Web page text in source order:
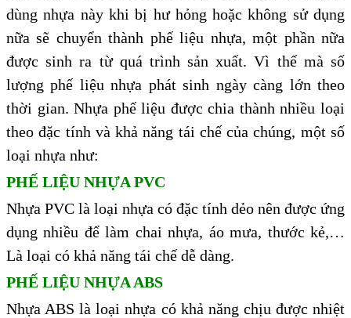
dùng nhựa này khi bị hư hỏng hoặc không sử dụng
nữa sẽ chuyển thành phế liệu nhựa, một phần nữa
được sinh ra từ quá trình sản xuất. Vì thế mà số
lượng phế liệu nhựa phát sinh ngày càng lớn theo
thời gian. Nhựa phế liệu được chia thành nhiều loại
theo đặc tính và khả năng tái chế của chúng, một số
loại nhựa như:
PHẾ LIỆU NHỰA PVC
Nhựa PVC là loại nhựa có đặc tính dẻo nên được ứng
dụng nhiều để làm chai nhựa, áo mưa, thước kẻ,…
Là loại có khả năng tái chế dễ dàng.
PHẾ LIỆU NHỰA ABS
Nhựa ABS là loại nhựa có khả năng chịu được nhiệt